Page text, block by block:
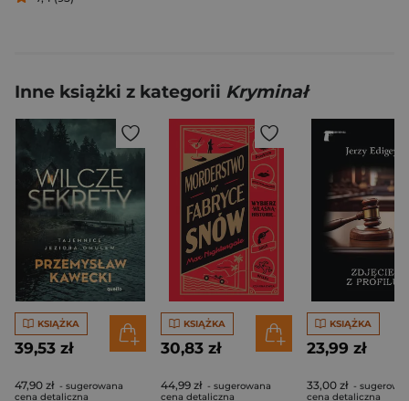
Inne książki z kategorii Kryminał
KSIĄŻKA
39,53 zł
47,90 zł - sugerowana
cena detaliczna
KSIĄŻKA
30,83 zł
44,99 zł - sugerowana
cena detaliczna
KSIĄŻKA
23,99 zł
33,00 zł -
cena detaliczna